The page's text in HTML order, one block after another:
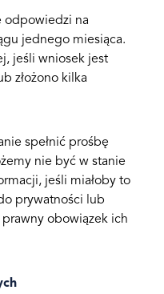
odpowiedzi na
jednego miesiąca.
jeśli wniosek jest
złożono kilka
spełnić prośbę
nie być w stanie
jeśli miałoby to
prywatności lub
obowiązek ich